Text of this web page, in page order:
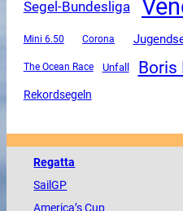
Segel-Bundesliga
Mini 6.50 Corona
The Ocean Race Unfall Boris
Rekordsegeln
Regatta
SailGP